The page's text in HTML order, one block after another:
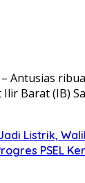
Antusias
Ilir Barat (IB)
Listrik,
PSEL